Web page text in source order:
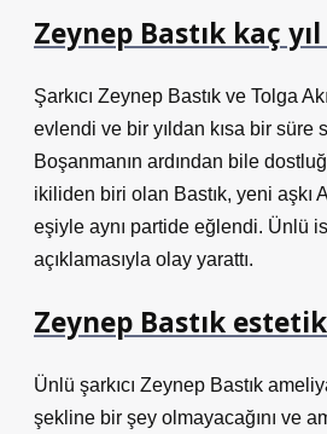
Zeynep Bastık kaç
Şarkıcı Zeynep Bastık ve Tolga
evlendi ve bir yıldan kısa bir süre
Boşanmanın ardından bile
ikiliden biri olan Bastık, yeni aşkı
eşiyle aynı partide eğlendi. Ünlü
açıklamasıyla olay yarattı.
Zeynep Bastık
Ünlü şarkıcı Zeynep Bastık
şekline bir şey olmayacağını ve